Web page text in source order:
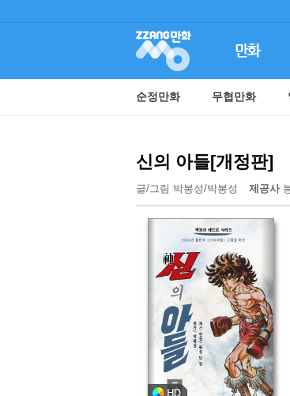
순정만화 무협만화
신의 아들[개정판]
글/그림 박봉성/박봉성 제공사